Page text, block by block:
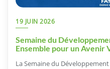
19 JUIN 2026
Semaine du
Ensemble pour un Avenir
La Semaine du